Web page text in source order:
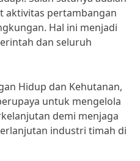
aktivitas pertambangan
Hal ini menjadi
dan seluruh
Hidup dan Kehutanan,
untuk mengelola
demi menjaga
industri timah di